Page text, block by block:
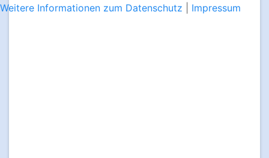
Weitere Informationen zum Datenschutz
Impressum